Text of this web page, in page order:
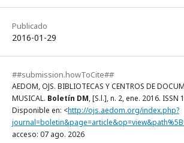
Publicado
2016-01-29
##submission.howToCite##
AEDOM, OJS. BIBLIOTECAS Y CENTROS DE
MUSICAL. Boletín DM, [S.l.], n. 2, ene. 2016. ISSN
Disponible en: <http://ojs.aedom.org/index.php?
acceso: 07 ago. 2026